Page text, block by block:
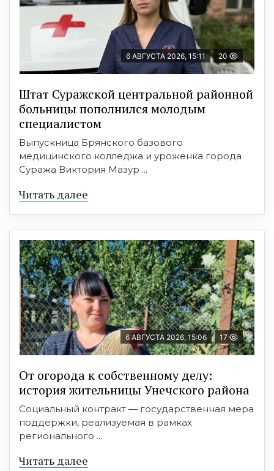
6 АВГУСТА 2026, 15:11 20
Штат Суражской центральной районной
больницы пополнился молодым
специалистом
Выпускница Брянского базового
медицинского колледжа и уроженка города
Суража Виктория Мазур ...
Читать далее
6 АВГУСТА 2026, 15:06 17
От огорода к собственному делу:
история жительницы Унечского района
Социальный контракт — государственная мера
поддержки, реализуемая в рамках
регионального ...
Читать далее